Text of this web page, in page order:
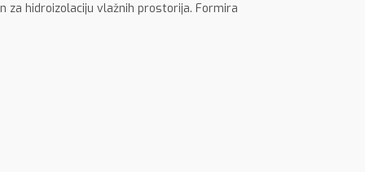
za hidroizolaciju vlažnih prostorija. Formira